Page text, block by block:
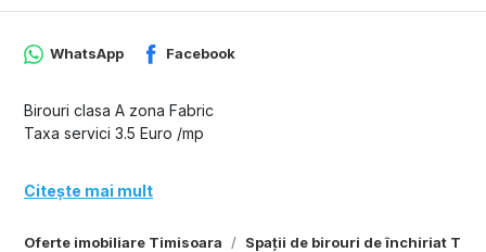
Oferte imobiliare Timisoara Spații de birouri de închiriat
WhatsApp Facebook
Birouri clasa A zona Fabric
Taxa servici 3.5 Euro /mp
Citește mai mult